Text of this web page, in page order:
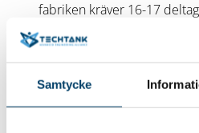
Samtycke
fabriken kräver 16-17
effektivt.
07.10-16:00 på Volvo
Olofström. Samling &
Ljushallen.